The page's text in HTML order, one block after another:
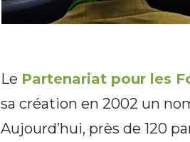
Le Partenariat pour les
sa création en 2002 un
Aujourd’hui, près de 120